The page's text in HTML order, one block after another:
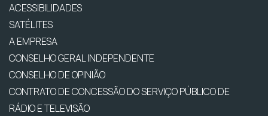
ACESSIBILIDADES
SATÉLITES
A EMPRESA
CONSELHO GERAL INDEPENDENTE
CONSELHO DE OPINIÃO
CONTRATO DE CONCESSÃO DO SERVIÇO PÚBLICO DE
RÁDIO E TELEVISÃO